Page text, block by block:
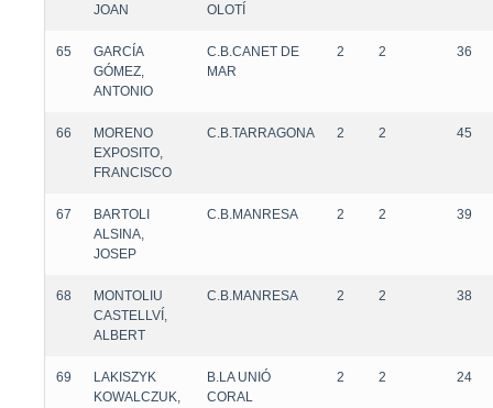
JOAN
OLOTÍ
65
GARCÍA
GÓMEZ,
ANTONIO
C.B.CANET DE
MAR
2 2 36
66
MORENO
EXPOSITO,
FRANCISCO
C.B.TARRAGONA 2 2 45
67
BARTOLI
ALSINA,
JOSEP
C.B.MANRESA 2 2 39
68
MONTOLIU
CASTELLVÍ,
ALBERT
C.B.MANRESA 2 2 38
69
LAKISZYK
KOWALCZUK,
B.LA UNIÓ
CORAL
2 2 24